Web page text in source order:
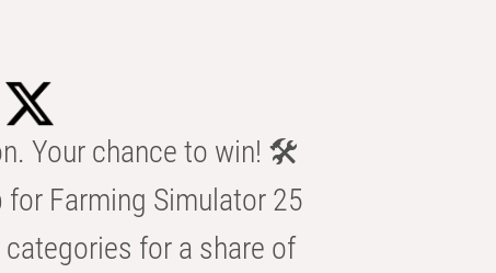
Your chance to win! 🛠️
Farming Simulator 25
for a share of